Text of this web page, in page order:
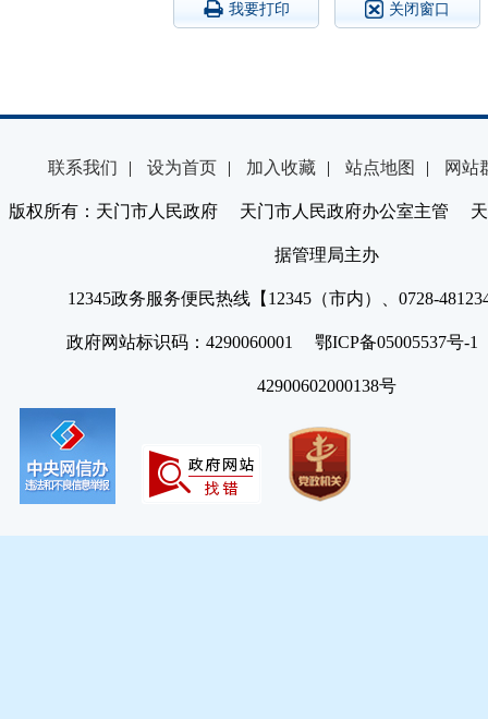
我要打印 关闭窗口
联系我们 | 设为首页 | 加入收藏 | 站点地图 | 网站
版权所有：天门市人民政府 天门市人民政府办公室主管 天
据管理局主办
12345政务服务便民热线【12345（市内）、0728-
政府网站标识码：4290060001 鄂ICP备05005537号
42900602000138号